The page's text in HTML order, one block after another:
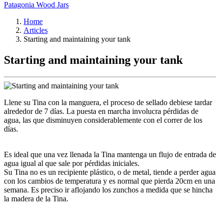
Patagonia Wood Jars
Home
Articles
Starting and maintaining your tank
Starting and maintaining your tank
Llene su Tina con la manguera, el proceso de sellado debiese tardar
alrededor de 7 días. La puesta en marcha involucra pérdidas de
agua, las que disminuyen considerablemente con el correr de los
días.
Es ideal que una vez llenada la Tina mantenga un flujo de entrada de
agua igual al que sale por pérdidas iniciales.
Su Tina no es un recipiente plástico, o de metal, tiende a perder agua
con los cambios de temperatura y es normal que pierda 20cm en una
semana. Es preciso ir aflojando los zunchos a medida que se hincha
la madera de la Tina.